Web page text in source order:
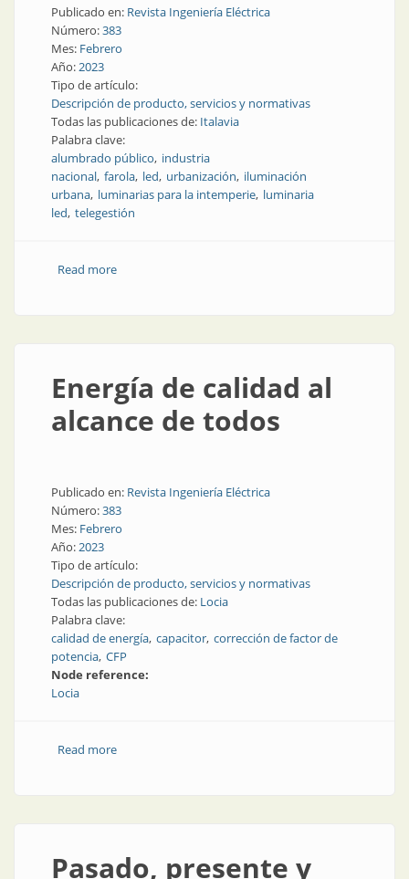
Publicado en: Revista Ingeniería Eléctrica
Número:383
Mes: Febrero
Año:2023
Tipo de artículo:
Descripción de producto, servicios y normativas
Todas las publicaciones de: Italavia
Palabra clave:
alumbrado público industria
nacional farola led urbanización iluminación
urbana luminarias para la intemperie luminaria
led telegestión
Read moreabout Un diseño novedoso favorece la calidad, la
Energía de calidad al
alcance de todos
Publicado en: Revista Ingeniería Eléctrica
Número:383
Mes: Febrero
Año:2023
Tipo de artículo:
Descripción de producto, servicios y normativas
Todas las publicaciones de: Locia
Palabra clave:
calidad de energía capacitor corrección de factor de
potencia CFP
Node reference:
Locia
Read moreabout Energía de calidad al alcance de todos
Pasado, presente y